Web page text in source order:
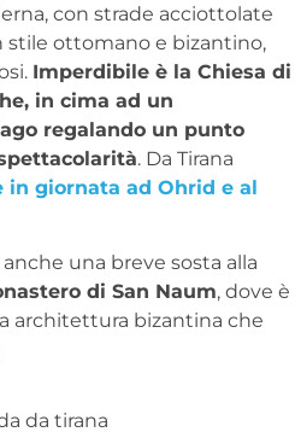
con strade acciottolate
stile ottomano e bizantino,
Imperdibile è la Chiesa di
in cima ad un
regalando un punto
. Da Tirana
in giornata ad Ohrid e al
una breve sosta alla
di San Naum, dove è
architettura bizantina che